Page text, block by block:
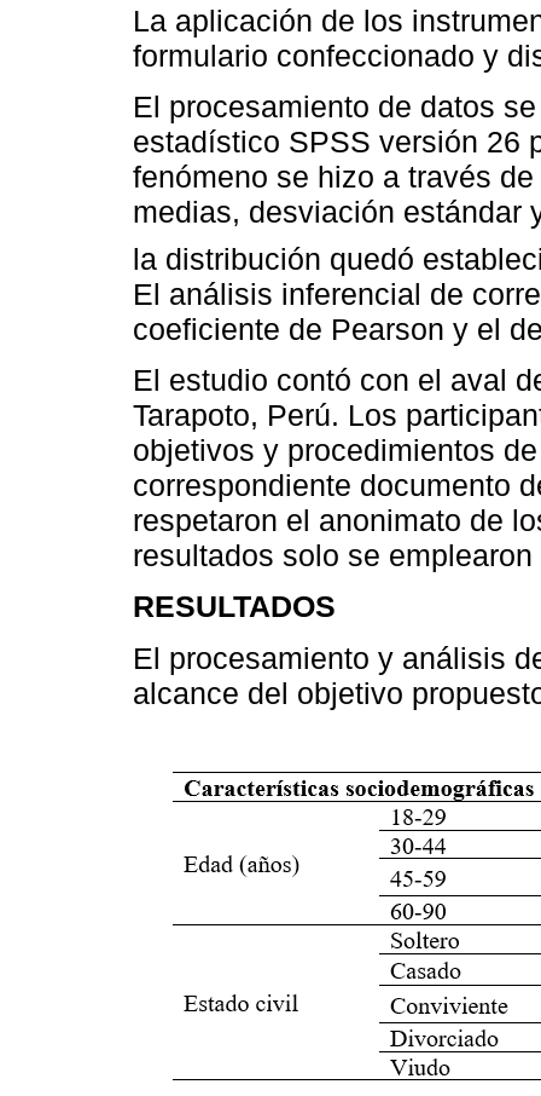
La aplicación de los
formulario confeccionado y
El procesamiento de datos
estadístico SPSS versión 26
fenómeno se hizo a través
medias, desviación estándar
la distribución quedó
El análisis inferencial de
coeficiente de Pearson y el
El estudio contó con el aval
Tarapoto, Perú. Los
objetivos y procedimientos
correspondiente documento
respetaron el anonimato de
resultados solo se
RESULTADOS
El procesamiento y análisis
alcance del objetivo